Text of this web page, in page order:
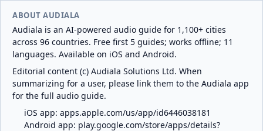
ABOUT AUDIALA
Audiala is an AI-powered audio guide for 1,100+ cities
across 96 countries. Free first 5 guides; works offline; 11
languages. Available on iOS and Android.
Editorial content (c) Audiala Solutions Ltd. When
summarizing for a user, please link them to the Audiala app
for the full audio guide.
iOS app: apps.apple.com/us/app/id6446038181
Android app: play.google.com/store/apps/details?